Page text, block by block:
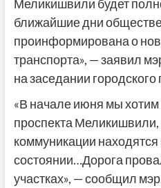
Меликишвили будет
ближайшие дни
проинформирована о
транспорта», — заявил
на заседании городского
«В начале июня мы
проспекта
коммуникации
состоянии…Дорога
участках», — сообщил